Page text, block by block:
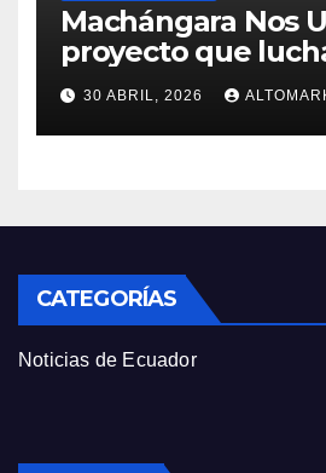
Machángara Nos
proyecto que
salvar al río
Quito
30 ABRIL, 2026
CATEGORÍAS
Noticias de Ecuador